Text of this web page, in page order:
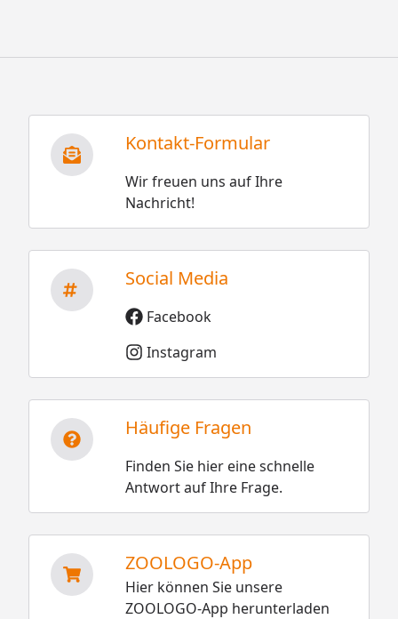
Kontakt-Formular
Wir freuen uns auf Ihre
Nachricht!
Social Media
Facebook
Instagram
Häufige Fragen
Finden Sie hier eine schnelle
Antwort auf Ihre Frage.
ZOOLOGO-App
Hier können Sie unsere
ZOOLOGO-App herunterladen